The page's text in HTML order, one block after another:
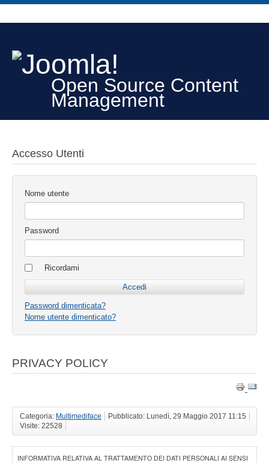
Open Source Content
Management
Accesso Utenti
Nome utente
Password
Ricordami
Password dimenticata?
Nome utente dimenticato?
PRIVACY POLICY
Categoria: Multimediface
Pubblicato: Lunedì, 29 Maggio 2017 11:15
Visite: 22528
INFORMATIVA RELATIVA AL TRATTAMENTO DEI DATI PERSONALI AI SENSI